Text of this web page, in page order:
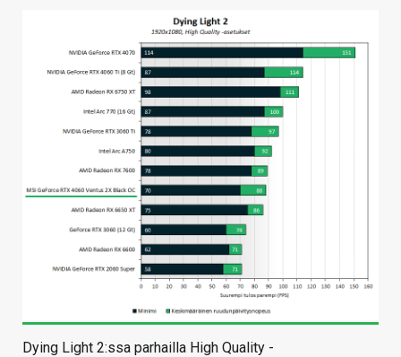
Dying Light 2:ssa parhailla High Quality -